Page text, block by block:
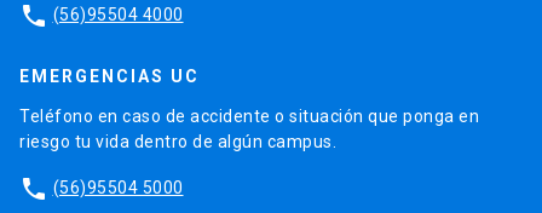
phone (56)95504 4000
EMERGENCIAS UC
Teléfono en caso de accidente o situación que ponga en
riesgo tu vida dentro de algún campus.
phone (56)95504 5000